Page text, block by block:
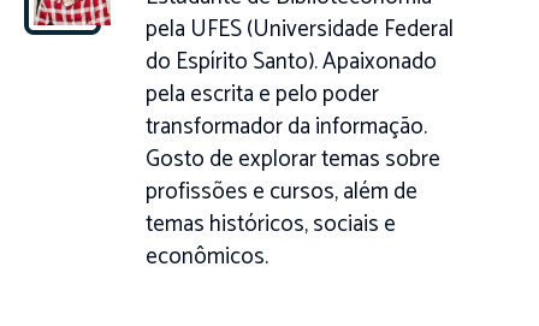
pela UFES (Universidade Federal
do Espírito Santo). Apaixonado
pela escrita e pelo poder
transformador da informação.
Gosto de explorar temas sobre
profissões e cursos, além de
temas históricos, sociais e
econômicos.